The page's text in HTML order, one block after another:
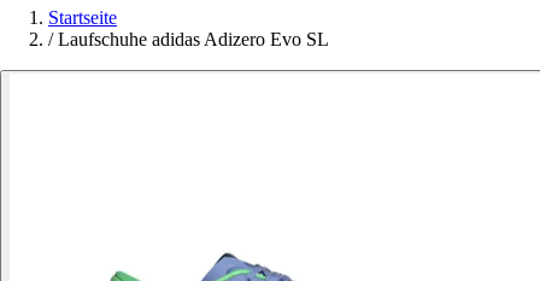
Startseite
/ Laufschuhe adidas Adizero Evo SL